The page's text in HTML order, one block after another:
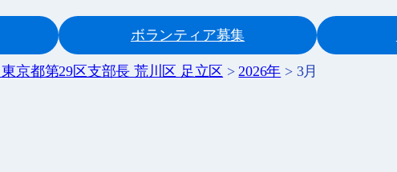
ボランティア募集
京都第29区支部長 荒川区 足立区 >2026年 > 3月